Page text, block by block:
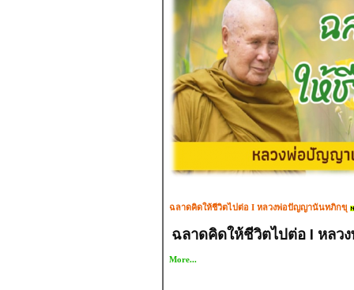
ฉลาดคิดให้ชีวิตไปต่อ I หลวงพ่อปัญญานันทภิกขุ
ฉลาดคิดให้ชีวิตไปต่อ I หล
More...